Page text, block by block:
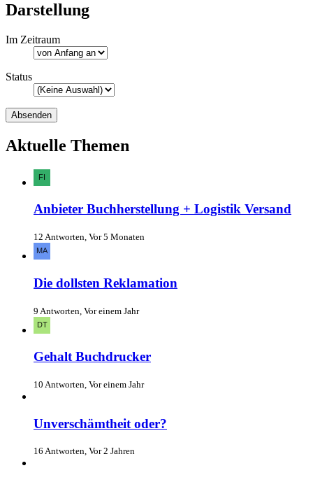
Darstellung
Im Zeitraum
Status
Aktuelle Themen
Anbieter Buchherstellung + Logistik Versand
12 Antworten, Vor 5 Monaten
Die dollsten Reklamation
9 Antworten, Vor einem Jahr
Gehalt Buchdrucker
10 Antworten, Vor einem Jahr
Unverschämtheit oder?
16 Antworten, Vor 2 Jahren